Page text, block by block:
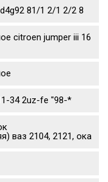
81/1 2/1 2/2 8
citroen jumper iii 16
34 2uz-fe "98-*
ваз 2104, 2121, ока